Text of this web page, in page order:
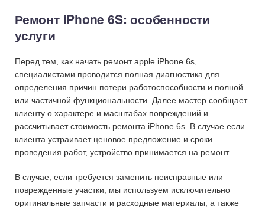
Ремонт iPhone 6S: особенности
услуги
Перед тем, как начать ремонт apple iPhone 6s,
специалистами проводится полная диагностика для
определения причин потери работоспособности и полной
или частичной функциональности. Далее мастер сообщает
клиенту о характере и масштабах повреждений и
рассчитывает стоимость ремонта iPhone 6s. В случае если
клиента устраивает ценовое предложение и сроки
проведения работ, устройство принимается на ремонт.
В случае, если требуется заменить неисправные или
поврежденные участки, мы используем исключительно
оригинальные запчасти и расходные материалы, а также